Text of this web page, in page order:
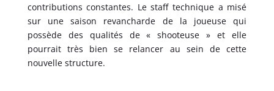
contributions constantes. Le staff technique a misé
sur une saison revancharde de la joueuse qui
possède des qualités de « shooteuse » et elle
pourrait très bien se relancer au sein de cette
nouvelle structure.